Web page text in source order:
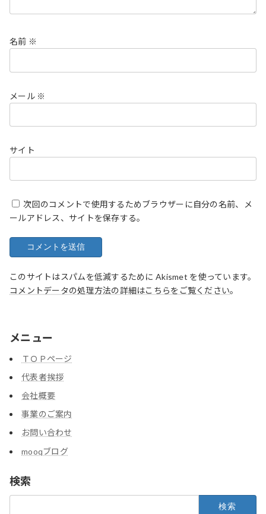
名前 ※
メール ※
サイト
次回のコメントで使用するためブラウザーに自分の名前、メ
ールアドレス、サイトを保存する。
このサイトはスパムを低減するために Akismet を使っています。
コメントデータの処理方法の詳細はこちらをご覧ください。
メニュー
ＴＯＰページ
代表者挨拶
会社概要
事業のご案内
お問い合わせ
mooqブログ
検索